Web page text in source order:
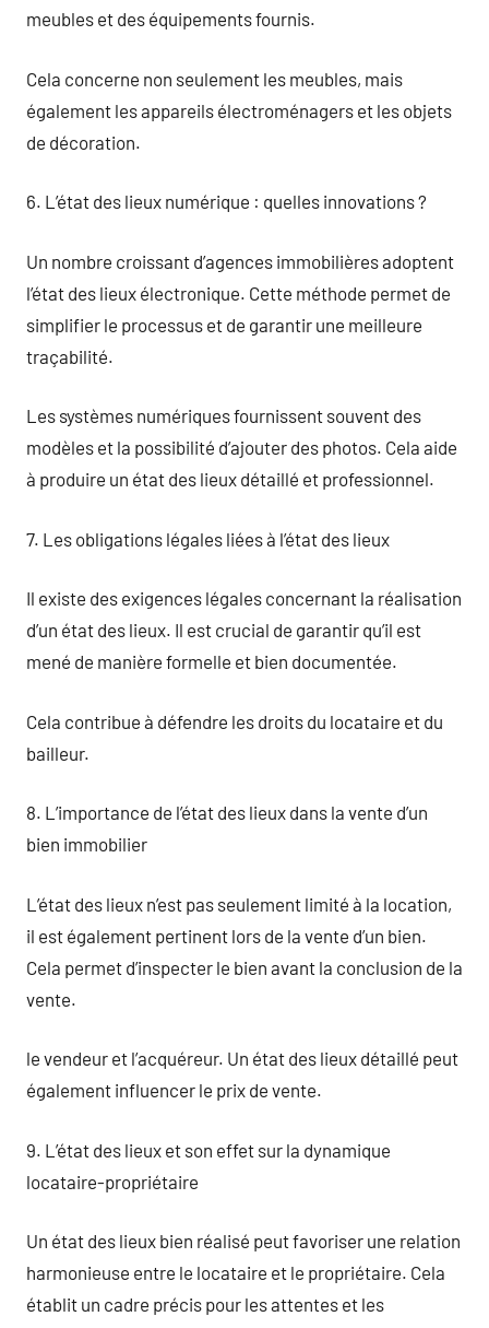
meubles et des équipements fournis.
Cela concerne non seulement les meubles, mais
également les appareils électroménagers et les objets
de décoration.
6. L’état des lieux numérique : quelles innovations ?
Un nombre croissant d’agences immobilières adoptent
l’état des lieux électronique. Cette méthode permet de
simplifier le processus et de garantir une meilleure
traçabilité.
Les systèmes numériques fournissent souvent des
modèles et la possibilité d’ajouter des photos. Cela aide
à produire un état des lieux détaillé et professionnel.
7. Les obligations légales liées à l’état des lieux
Il existe des exigences légales concernant la réalisation
d’un état des lieux. Il est crucial de garantir qu’il est
mené de manière formelle et bien documentée.
Cela contribue à défendre les droits du locataire et du
bailleur.
8. L’importance de l’état des lieux dans la vente d’un
bien immobilier
L’état des lieux n’est pas seulement limité à la location,
il est également pertinent lors de la vente d’un bien.
Cela permet d’inspecter le bien avant la conclusion de la
vente.
le vendeur et l’acquéreur. Un état des lieux détaillé peut
également influencer le prix de vente.
9. L’état des lieux et son effet sur la dynamique
locataire-propriétaire
Un état des lieux bien réalisé peut favoriser une relation
harmonieuse entre le locataire et le propriétaire. Cela
établit un cadre précis pour les attentes et les